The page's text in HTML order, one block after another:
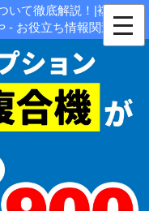
いて徹底解説！|複合機リ
お役立ち情報関連